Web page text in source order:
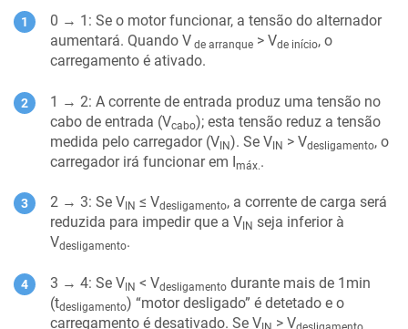
0 → 1: Se o motor funcionar, a tensão do alternador
aumentará. Quando V de arranque > Vde início, o
carregamento é ativado.
1 → 2: A corrente de entrada produz uma tensão no
cabo de entrada (Vcabo); esta tensão reduz a tensão
medida pelo carregador (VIN). Se VIN > Vdesligamento, o
carregador irá funcionar em Imáx..
2 → 3: Se V IN ≤ Vdesligamento, a corrente de carga será
reduzida para impedir que a V IN seja inferior à
Vdesligamento.
3 → 4: Se VIN < Vdesligamento durante mais de 1min
(tdesligamento) “motor desligado” é detetado e o
carregamento é desativado. Se V
> V